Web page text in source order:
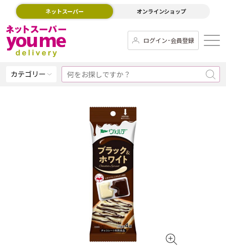
ネットスーパー オンラインショップ
ログイン･会員登録
カテゴリー